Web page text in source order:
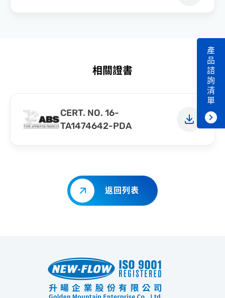
相關證書
CERT. NO. 16-
TA1474642-PDA
返回列表
產
品
諮
詢
清
單